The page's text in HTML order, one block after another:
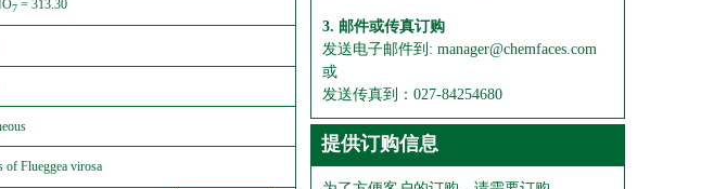
7 = 313.30
of Flueggea virosa
3. 邮件或传真订购
发送电子邮件到: manager@chemfaces.com
或
发送传真到：027-84254680
提供订购信息